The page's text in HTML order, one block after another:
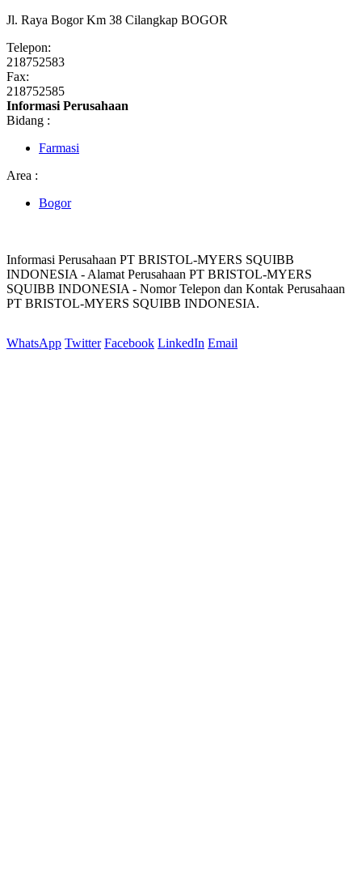
Jl. Raya Bogor Km 38 Cilangkap BOGOR
Telepon:
218752583
Fax:
218752585
Informasi Perusahaan
Bidang :
Farmasi
Area :
Bogor
Informasi Perusahaan PT BRISTOL-MYERS SQUIBB
INDONESIA - Alamat Perusahaan PT BRISTOL-MYERS
SQUIBB INDONESIA - Nomor Telepon dan Kontak Perusahaan
PT BRISTOL-MYERS SQUIBB INDONESIA.
WhatsApp Twitter Facebook LinkedIn Email